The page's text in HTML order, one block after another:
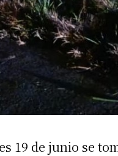
19 de junio se